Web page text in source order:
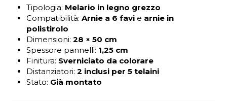
Tipologia: Melario in legno grezzo
Compatibilità:Arnie a 6 favi e arnie in
polistirolo
Dimensioni:28 × 50 cm
Spessore pannelli: 1,25 cm
Finitura: Sverniciato da colorare
Distanziatori:2 inclusi per 5 telaini
Stato: Già montato